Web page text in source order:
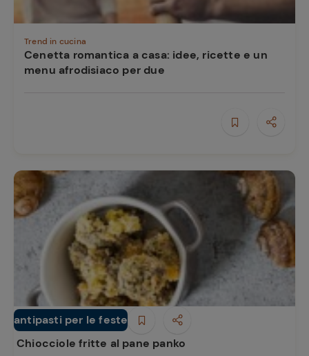
ricetta
il
Trend in cucina
Cenetta romantica a casa: idee, ricette e un
menu afrodisiaco per due
antipasti per le feste
Antipasti
Chiocciole fritte al pane panko